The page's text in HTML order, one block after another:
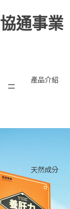
協通事業
產品介紹
天然成分